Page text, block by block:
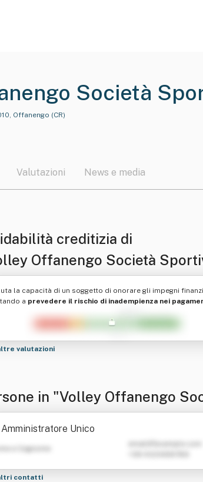
Società
Limitata" O In
Offanengo (CR)
Valutazioni News e media
creditizia di
Offanengo Società
A Responsabilita'
O In Breve "Volley
la capacità di un soggetto di onorare gli impegni
a prevedere il rischio di inadempienza nei
valutazioni
in "Volley Offanengo
Dilettantistica A
O In Breve "Volley
Amministratore Unico
e Cognome
contatti